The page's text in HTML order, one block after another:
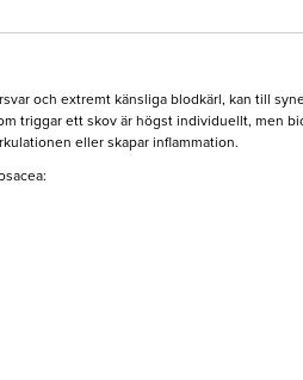
och extremt känsliga blodkärl, kan till
triggar ett skov är högst individuellt, men
eller skapar inflammation.